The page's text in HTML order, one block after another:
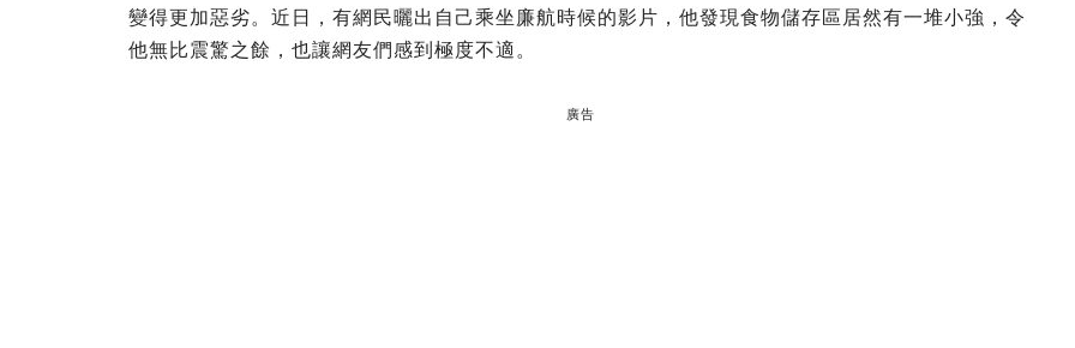
變得更加惡劣。近日，有網民曬出自己乘坐廉航時候的影片，他發現食物儲存區居然有一堆小強，令
他無比震驚之餘，也讓網友們感到極度不適。
廣告